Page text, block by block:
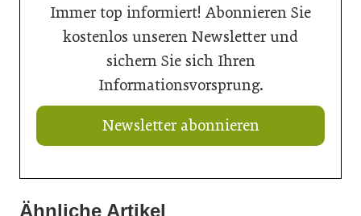
Immer top informiert! Abonnieren Sie
kostenlos unseren Newsletter und
sichern Sie sich Ihren
Informationsvorsprung.
Newsletter abonnieren
Ähnliche Artikel
13. Juli 2026